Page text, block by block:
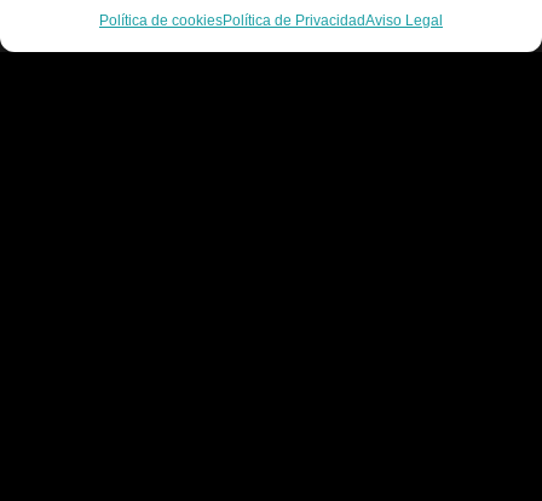
Política de cookiesPolítica de PrivacidadAviso Legal
C/ Alcalde Amancio Muñoz, 52, 30203, Cartagena